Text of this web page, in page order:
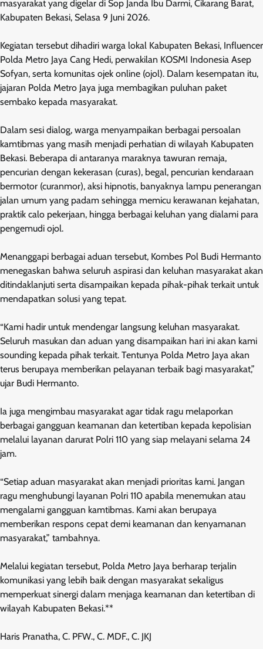
masyarakat yang digelar di Sop Janda Ibu Darmi, Cikarang Barat,
Kabupaten Bekasi, Selasa 9 Juni 2026.
Kegiatan tersebut dihadiri warga lokal Kabupaten Bekasi, Influencer
Polda Metro Jaya Cang Hedi, perwakilan KOSMI Indonesia Asep
Sofyan, serta komunitas ojek online (ojol). Dalam kesempatan itu,
jajaran Polda Metro Jaya juga membagikan puluhan paket
sembako kepada masyarakat.
Dalam sesi dialog, warga menyampaikan berbagai persoalan
kamtibmas yang masih menjadi perhatian di wilayah Kabupaten
Bekasi. Beberapa di antaranya maraknya tawuran remaja,
pencurian dengan kekerasan (curas), begal, pencurian kendaraan
bermotor (curanmor), aksi hipnotis, banyaknya lampu penerangan
jalan umum yang padam sehingga memicu kerawanan kejahatan,
praktik calo pekerjaan, hingga berbagai keluhan yang dialami para
pengemudi ojol.
Menanggapi berbagai aduan tersebut, Kombes Pol Budi Hermanto
menegaskan bahwa seluruh aspirasi dan keluhan masyarakat akan
ditindaklanjuti serta disampaikan kepada pihak-pihak terkait untuk
mendapatkan solusi yang tepat.
“Kami hadir untuk mendengar langsung keluhan masyarakat.
Seluruh masukan dan aduan yang disampaikan hari ini akan kami
sounding kepada pihak terkait. Tentunya Polda Metro Jaya akan
terus berupaya memberikan pelayanan terbaik bagi masyarakat,”
ujar Budi Hermanto.
Ia juga mengimbau masyarakat agar tidak ragu melaporkan
berbagai gangguan keamanan dan ketertiban kepada kepolisian
melalui layanan darurat Polri 110 yang siap melayani selama 24
jam.
“Setiap aduan masyarakat akan menjadi prioritas kami. Jangan
ragu menghubungi layanan Polri 110 apabila menemukan atau
mengalami gangguan kamtibmas. Kami akan berupaya
memberikan respons cepat demi keamanan dan kenyamanan
masyarakat,” tambahnya.
Melalui kegiatan tersebut, Polda Metro Jaya berharap terjalin
komunikasi yang lebih baik dengan masyarakat sekaligus
memperkuat sinergi dalam menjaga keamanan dan ketertiban di
wilayah Kabupaten Bekasi.**
Haris Pranatha, C. PFW., C. MDF., C. JKJ